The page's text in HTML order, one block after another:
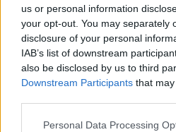
us or personal information
your opt-out. You may separately
disclosure of your personal
IAB’s list of downstream
also be disclosed by us to third
Downstream Participants that
Please note that this website/app
Personal Data Processing
Ron Gilbert arra